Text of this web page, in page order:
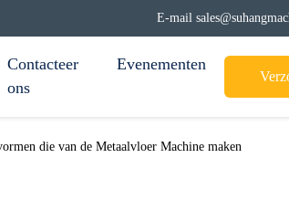
E-mail
Contacteer
ons
Evenementen
die van de Metaalvloer Machine maken